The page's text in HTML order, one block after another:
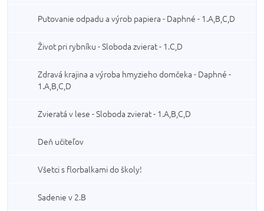
Putovanie odpadu a výrob papiera - Daphné - 1.A,B,C,D
Život pri rybníku - Sloboda zvierat - 1.C,D
Zdravá krajina a výroba hmyzieho domčeka - Daphné -
1.A,B,C,D
Zvieratá v lese - Sloboda zvierat - 1.A,B,C,D
Deň učiteľov
Všetci s florbalkami do školy!
Sadenie v 2.B